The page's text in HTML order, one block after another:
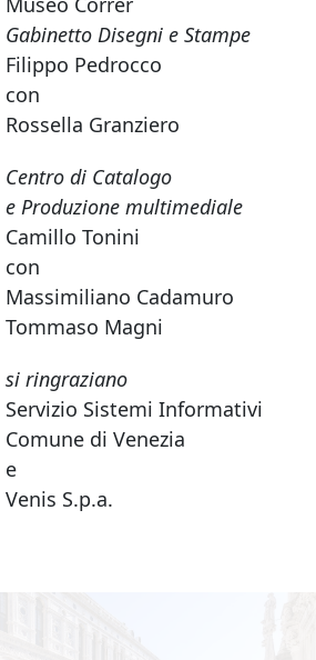
Gabinetto Disegni e Stampe
Filippo Pedrocco
con
Rossella Granziero
Centro di Catalogo
e Produzione multimediale
Camillo Tonini
con
Massimiliano Cadamuro
Tommaso Magni
si ringraziano
Servizio Sistemi Informativi
Comune di Venezia
e
Venis S.p.a.